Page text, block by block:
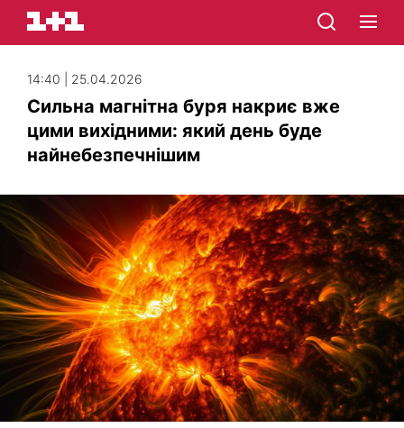
14:40 | 25.04.2026
Сильна магнітна буря накриє вже
цими вихідними: який день буде
найнебезпечнішим